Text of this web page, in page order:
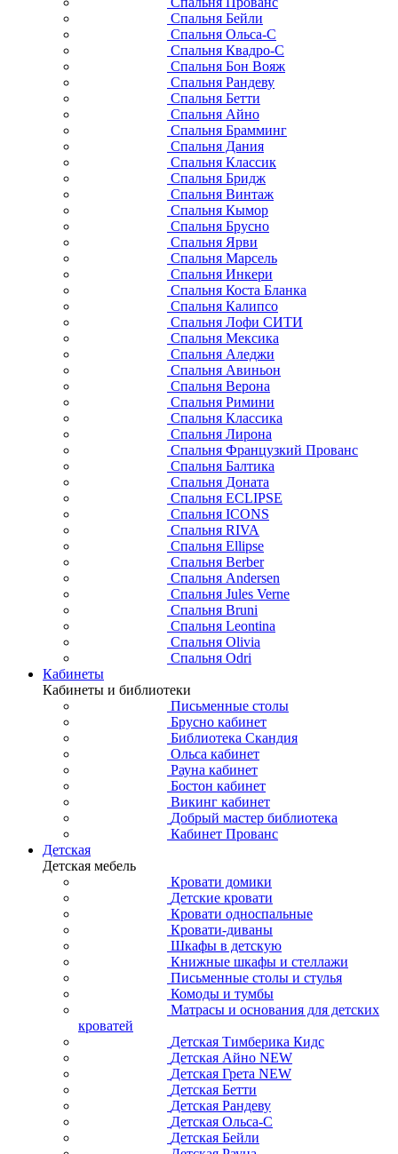
Спальня Бейли
Спальня Ольса-С
Спальня Квадро-С
Спальня Бон Вояж
Спальня Рандеву
Спальня Бетти
Спальня Айно
Спальня Брамминг
Спальня Дания
Спальня Классик
Спальня Бридж
Спальня Винтаж
Спальня Кымор
Спальня Брусно
Спальня Ярви
Спальня Марсель
Спальня Инкери
Спальня Коста Бланка
Спальня Калипсо
Спальня Лофи СИТИ
Спальня Мексика
Спальня Аледжи
Спальня Авиньон
Спальня Верона
Спальня Римини
Спальня Классика
Спальня Лирона
Спальня Французкий Прованс
Спальня Балтика
Спальня Доната
Спальня ECLIPSE
Спальня ICONS
Спальня RIVA
Спальня Ellipse
Спальня Berber
Спальня Andersen
Спальня Jules Verne
Спальня Bruni
Спальня Leontina
Спальня Olivia
Спальня Odri
Кабинеты
Кабинеты и библиотеки
Письменные столы
Брусно кабинет
Библиотека Скандия
Ольса кабинет
Рауна кабинет
Бостон кабинет
Викинг кабинет
Добрый мастер библиотека
Кабинет Прованс
Детская
Детская мебель
Кровати домики
Детские кровати
Кровати односпальные
Кровати-диваны
Шкафы в детскую
Книжные шкафы и стеллажи
Письменные столы и стулья
Комоды и тумбы
Матрасы и основания для детских
кроватей
Детская Тимберика Кидс
Детская Айно NEW
Детская Грета NEW
Детская Бетти
Детская Рандеву
Детская Ольса-С
Детская Бейли